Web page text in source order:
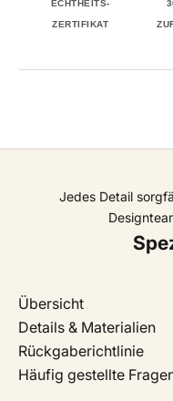
ECHTHEITS-
ZERTIFIKAT
Jedes Detail
Übersicht
Details & Materialien
Rückgaberichtlinie
Häufig gestellte